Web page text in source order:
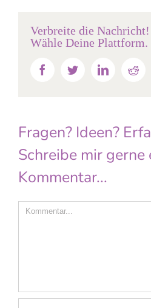
Verbreite die Nachricht!
Wähle Deine Plattform.
FacebookTwitterLinkedin
Fragen? Ideen?
Schreibe mir gerne
Kommentar...
Comment